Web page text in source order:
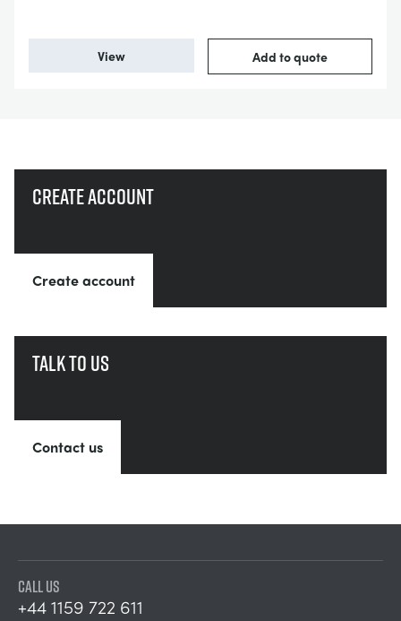
View Add to quote
Create account
Create account
Talk to us
Contact us
CALL US
+44 1159 722 611